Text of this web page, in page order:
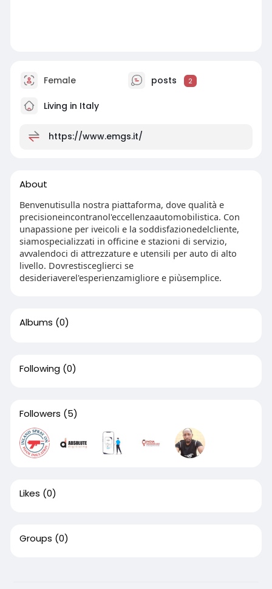
Female posts 2
Living in Italy
https://www.emgs.it/
About
Benvenutisulla nostra piattaforma, dove qualità e
precisioneincontranol'eccellenzaautomobilistica. Con
unapassione per iveicoli e la soddisfazionedelcliente,
siamospecializzati in officine e stazioni di servizio,
avvalendoci di attrezzature e utensili per auto di alto
livello. Dovrestisceglierci se
desideriaverel'esperienzamigliore e piùsemplice.
Albums (0)
Following (0)
Followers (5)
Likes (0)
Groups (0)